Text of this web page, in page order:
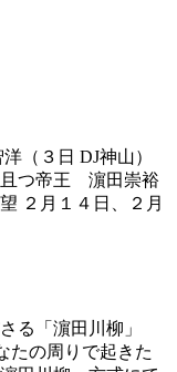
（３日 DJ神山）
且つ帝王 濵田崇裕
２月１４日、２月
る「濵田川柳」
たの周りで起きた